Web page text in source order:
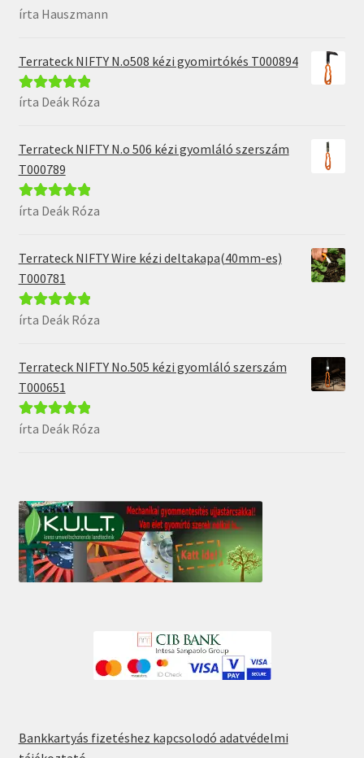
Értékelés:5/
írta Hauszmann
Terrateck NIFTY N.o508 kézi gyomirtókés T000894
Értékelés: 5/
írta Deák Róza
Terrateck NIFTY N.o 506 kézi gyomláló szerszám
T000789
Értékelés: 5/
írta Deák Róza
Terrateck NIFTY Wire kézi deltakapa(40mm-es)
T000781
Értékelés: 5/
írta Deák Róza
Terrateck NIFTY No.505 kézi gyomláló szerszám
T000651
Értékelés: 5/
írta Deák Róza
Bankkartyás fizetéshez kapcsolodó adatvédelmi